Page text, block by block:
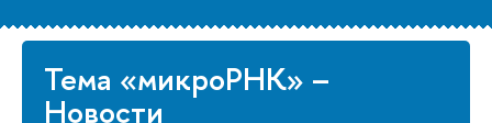
Тема «микроРНК» –
Новости